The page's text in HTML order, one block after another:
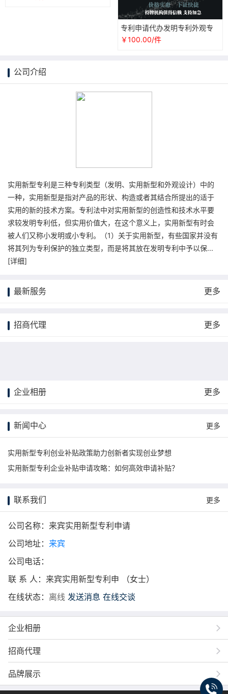
专利申请代办发明专利外观专
利软件著作权代写实用新型专
￥100.00/件
公司介绍
实用新型专利是三种专利类型（发明、实用新型和外观设计）中的
一种，实用新型是指对产品的形状、构造或者其结合所提出的适于
实用的新的技术方案。专利法中对实用新型的创造性和技术水平要
求较发明专利低，但实用价值大，在这个意义上，实用新型有时会
被人们又称小发明或小专利。（1）关于实用新型，有些国家并没有
将其列为专利保护的独立类型，而是将其放在发明专利中予以保...
[详细]
最新服务 更多
招商代理 更多
企业相册 更多
新闻中心 更多
实用新型专利创业补贴政策助力创新者实现创业梦想
实用新型专利企业补贴申请攻略：如何高效申请补贴？
联系我们 更多
公司名称：来宾实用新型专利申请
公司地址： 来宾
公司电话：
联 系 人：来宾实用新型专利申 （女士）
在线状态： 离线 发送消息 在线交谈
企业相册
招商代理
品牌展示